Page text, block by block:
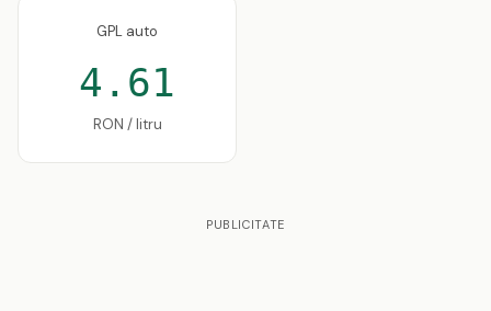
GPL auto
4.61
RON / litru
PUBLICITATE